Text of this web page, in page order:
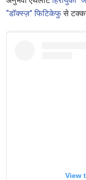
“डॉक्स्ज़” फिटिकेफुसे
View